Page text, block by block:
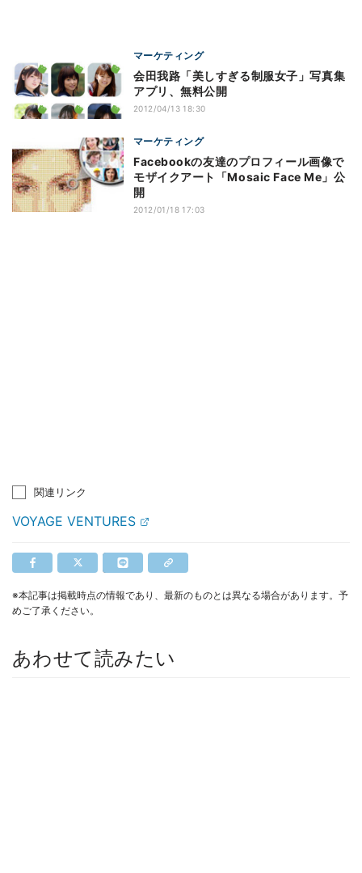
マーケティング
会田我路「美しすぎる制服女子」写真集
アプリ、無料公開
2012/04/13 18:30
マーケティング
Facebookの友達のプロフィール画像で
モザイクアート「Mosaic Face Me」公
開
2012/01/18 17:03
関連リンク
VOYAGE VENTURES
※本記事は掲載時点の情報であり、最新のものとは異なる場合があります。予
めご了承ください。
あわせて読みたい